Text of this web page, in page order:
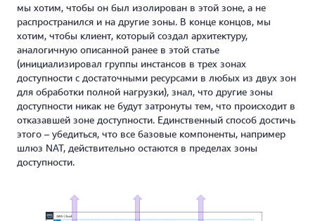
мы хотим, чтобы он был изолирован в этой зоне, а не
распространился и на другие зоны. В конце концов, мы
хотим, чтобы клиент, который создал архитектуру,
аналогичную описанной ранее в этой статье
(инициализировал группы инстансов в трех зонах
доступности с достаточными ресурсами в любых из двух зон
для обработки полной нагрузки), знал, что другие зоны
доступности никак не будут затронуты тем, что происходит в
отказавшей зоне доступности. Единственный способ достичь
этого – убедиться, что все базовые компоненты, например
шлюз NAT, действительно остаются в пределах зоны
доступности.